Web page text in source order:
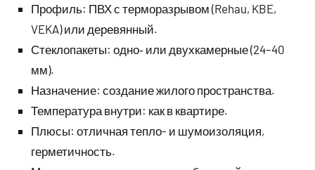
Профиль: ПВХ с терморазрывом (Rehau, KBE,
VEKA) или деревянный.
Стеклопакеты: одно‑ или двухкамерные (24–40
мм).
Назначение: создание жилого пространства.
Температура внутри: как в квартире.
Плюсы: отличная тепло- и шумоизоляция,
герметичность.